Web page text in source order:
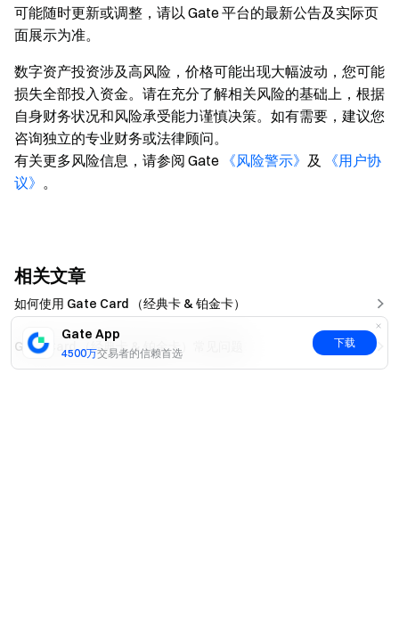
Gate App
4500万交易者的信赖首选
下载
可能随时更新或调整，请以 Gate 平台的最新公告及实际页
面展示为准。
数字资产投资涉及高风险，价格可能出现大幅波动，您可能
损失全部投入资金。请在充分了解相关风险的基础上，根据
自身财务状况和风险承受能力谨慎决策。如有需要，建议您
咨询独立的专业财务或法律顾问。
有关更多风险信息，请参阅 Gate 《风险警示》 及
《用户协
议》 。
相关文章
如何使用 Gate Card （经典卡 & 铂金卡）
Gate Card （经典卡 & 铂金卡）常见问题